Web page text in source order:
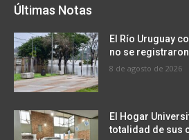
Últimas Notas
El Río Uruguay
no se
8 de agosto de 2026
El Hogar
totalidad de sus